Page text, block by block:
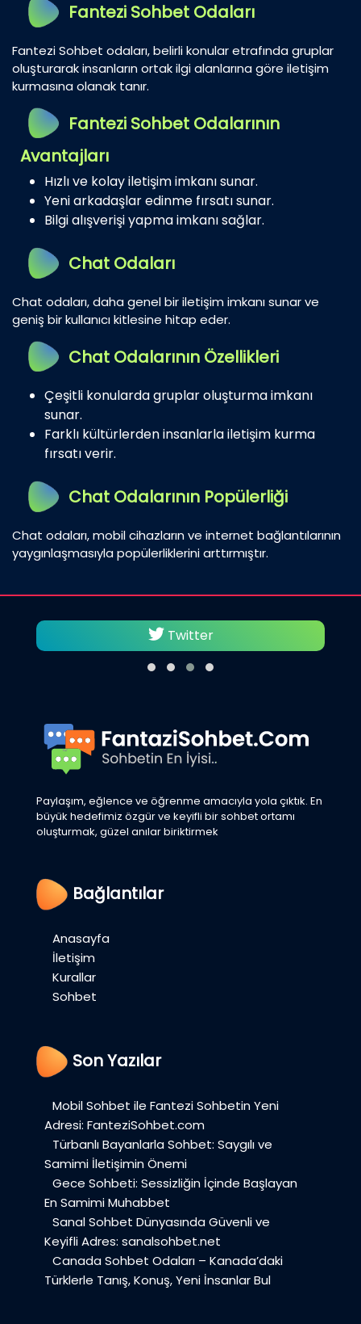
Fantezi Sohbet Odaları
Fantezi Sohbet odaları, belirli konular etrafında gruplar
oluşturarak insanların ortak ilgi alanlarına göre iletişim
kurmasına olanak tanır.
Fantezi Sohbet Odalarının
Avantajları
Hızlı ve kolay iletişim imkanı sunar.
Yeni arkadaşlar edinme fırsatı sunar.
Bilgi alışverişi yapma imkanı sağlar.
Chat Odaları
Chat odaları, daha genel bir iletişim imkanı sunar ve
geniş bir kullanıcı kitlesine hitap eder.
Chat Odalarının Özellikleri
Çeşitli konularda gruplar oluşturma imkanı
sunar.
Farklı kültürlerden insanlarla iletişim kurma
fırsatı verir.
Chat Odalarının Popülerliği
Chat odaları, mobil cihazların ve internet bağlantılarının
yaygınlaşmasıyla popülerliklerini arttırmıştır.
Twitter
Paylaşım, eğlence ve öğrenme amacıyla yola çıktık. En
büyük hedefimiz özgür ve keyifli bir sohbet ortamı
oluşturmak, güzel anılar biriktirmek
Bağlantılar
Anasayfa
İletişim
Kurallar
Sohbet
Son Yazılar
Mobil Sohbet ile Fantezi Sohbetin Yeni
Adresi: FanteziSohbet.com
Türbanlı Bayanlarla Sohbet: Saygılı ve
Samimi İletişimin Önemi
Gece Sohbeti: Sessizliğin İçinde Başlayan
En Samimi Muhabbet
Sanal Sohbet Dünyasında Güvenli ve
Keyifli Adres: sanalsohbet.net
Canada Sohbet Odaları – Kanada’daki
Türklerle Tanış, Konuş, Yeni İnsanlar Bul